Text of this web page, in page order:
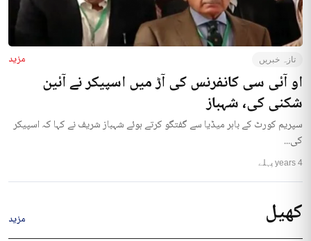
تازہ خبریں مزید
او آئی سی کانفرنس کی آڑ میں اسپیکر نے آئین
شکنی کی، شہباز
سپریم کورٹ کے باہر میڈیا سے گفتگو کرتے ہوئے شہباز شریف نے کہا کہ اسپیکر
کی...
4 years پہلے
کھیل مزید